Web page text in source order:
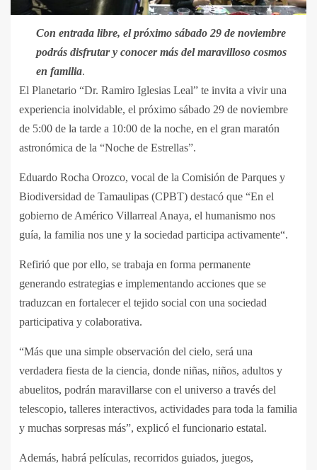
Con entrada libre, el próximo sábado 29 de noviembre
podrás disfrutar y conocer más del maravilloso cosmos
en familia.
El Planetario “Dr. Ramiro Iglesias Leal” te invita a vivir una
experiencia inolvidable, el próximo sábado 29 de noviembre
de 5:00 de la tarde a 10:00 de la noche, en el gran maratón
astronómica de la “Noche de Estrellas”.
Eduardo Rocha Orozco, vocal de la Comisión de Parques y
Biodiversidad de Tamaulipas (CPBT) destacó que “En el
gobierno de Américo Villarreal Anaya, el humanismo nos
guía, la familia nos une y la sociedad participa activamente“.
Refirió que por ello, se trabaja en forma permanente
generando estrategias e implementando acciones que se
traduzcan en fortalecer el tejido social con una sociedad
participativa y colaborativa.
“Más que una simple observación del cielo, será una
verdadera fiesta de la ciencia, donde niñas, niños, adultos y
abuelitos, podrán maravillarse con el universo a través del
telescopio, talleres interactivos, actividades para toda la familia
y muchas sorpresas más”, explicó el funcionario estatal.
Además, habrá películas, recorridos guiados, juegos,